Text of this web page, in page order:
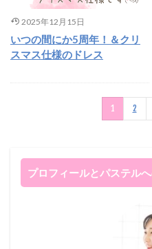
2025年12月15日
いつの間にか5周年！＆クリ
スマス仕様のドレス
1 2
プロフィールとパステル